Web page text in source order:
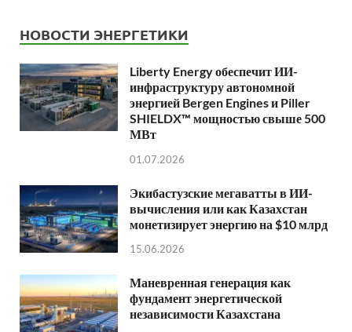
НОВОСТИ ЭНЕРГЕТИКИ
Liberty Energy обеспечит ИИ-
инфраструктуру автономной
энергией Bergen Engines и Piller
SHIELDX™ мощностью свыше 500
МВт
01.07.2026
Экибастузские мегаватты в ИИ-
вычисления или как Казахстан
монетизирует энергию на $10 млрд
15.06.2026
Маневренная генерация как
фундамент энергетической
независимости Казахстана